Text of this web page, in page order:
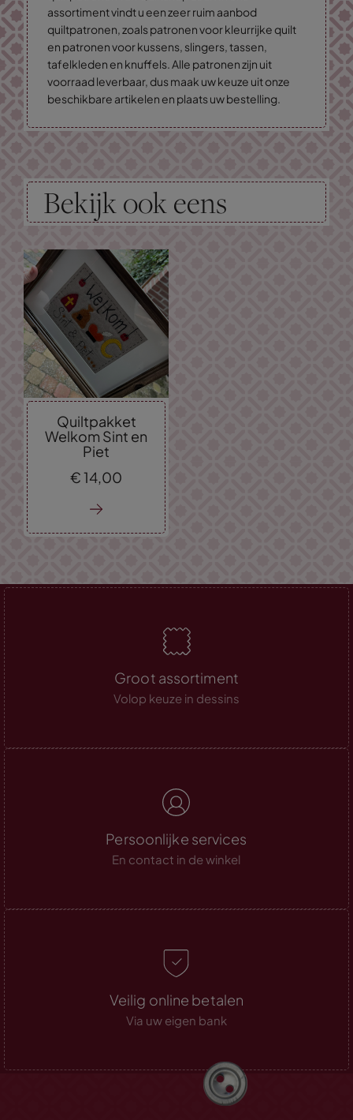
assortiment vindt u een zeer ruim aanbod
quiltpatronen, zoals patronen voor kleurrijke quilt
en patronen voor kussens, slingers, tassen,
tafelkleden en knuffels. Alle patronen zijn uit
voorraad leverbaar, dus maak uw keuze uit onze
beschikbare artikelen en plaats uw bestelling.
Bekijk ook eens
Quiltpakket
Welkom Sint en
Piet
€14,00
Groot assortiment
Volop keuze in dessins
Persoonlijke services
En contact in de winkel
Veilig online betalen
Via uw eigen bank